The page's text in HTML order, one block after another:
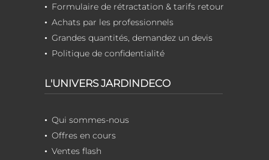
Formulaire de rétractation & tarifs retour
Achats par les professionnels
Grandes quantités, demandez un devis
Politique de confidentialité
L'UNIVERS JARDINDECO
Qui sommes-nous
Offres en cours
Ventes flash